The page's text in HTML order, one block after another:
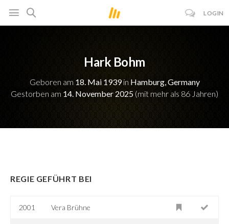
LOGIN
Hark Bohm
Geboren am 18. Mai 1939in Hamburg, Germany
Gestorben am 14. November 2025 (mit mehr als 86 Jahren)
REGIE GEFÜHRT BEI
2001 Vera Brühne